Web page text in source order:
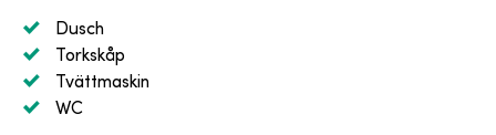
Dusch
Torkskåp
Tvättmaskin
WC